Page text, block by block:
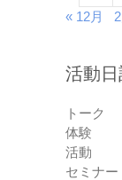
« 12月
活動
トーク
体験
活動
セミナー